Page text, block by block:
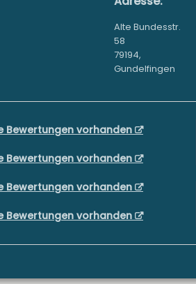
Alte Bundesstr.
58
79194,
Gundelfingen
Bewertungen vorhanden
Bewertungen vorhanden
Bewertungen vorhanden
Bewertungen vorhanden